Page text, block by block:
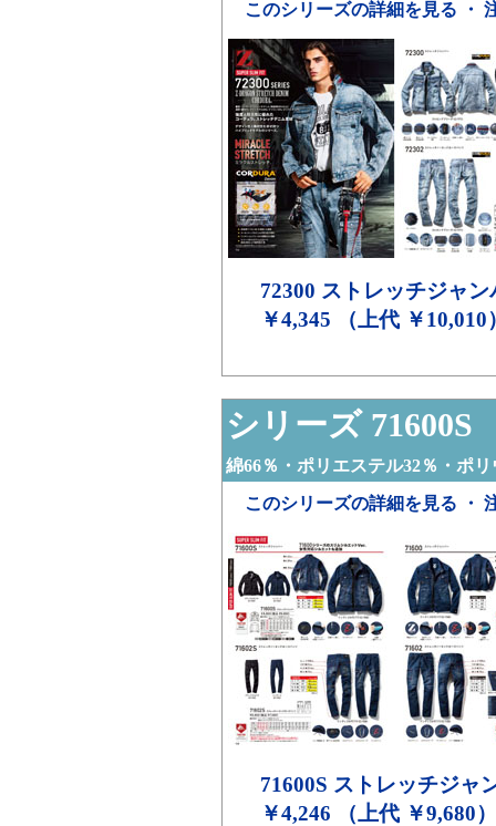
このシリーズの詳細を見る ・
72300 ストレッチジャン
￥4,345 （上代 ￥10,010
シリーズ 71600S
綿66％・ポリエステル32％・ポ
このシリーズの詳細を見る ・
71600S ストレッチジャ
￥4,246 （上代 ￥9,680）